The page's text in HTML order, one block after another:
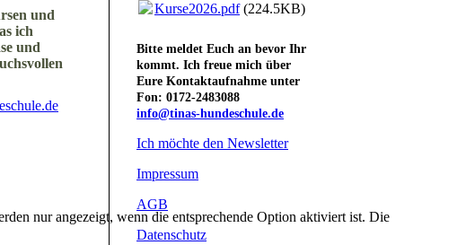
und
ich
und
Kurse2026.pdf(224.5KB)
Bitte meldet Euch an bevor Ihr
kommt. Ich freue mich über
Eure Kontaktaufnahme unter
Fon: 0172-2483088
info@tinas-hundeschule.de
Ich möchte den Newsletter
Impressum
AGB
Datenschutz
nur angezeigt, wenn die entsprechende Option aktiviert ist. Die